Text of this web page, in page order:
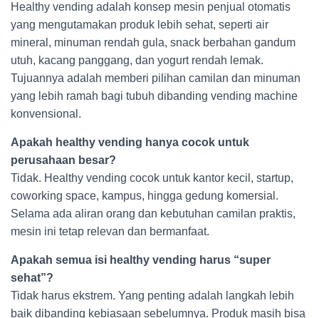
Healthy vending adalah konsep mesin penjual otomatis
yang mengutamakan produk lebih sehat, seperti air
mineral, minuman rendah gula, snack berbahan gandum
utuh, kacang panggang, dan yogurt rendah lemak.
Tujuannya adalah memberi pilihan camilan dan minuman
yang lebih ramah bagi tubuh dibanding vending machine
konvensional.
Apakah healthy vending hanya cocok untuk
perusahaan besar?
Tidak. Healthy vending cocok untuk kantor kecil, startup,
coworking space, kampus, hingga gedung komersial.
Selama ada aliran orang dan kebutuhan camilan praktis,
mesin ini tetap relevan dan bermanfaat.
Apakah semua isi healthy vending harus “super
sehat”?
Tidak harus ekstrem. Yang penting adalah langkah lebih
baik dibanding kebiasaan sebelumnya. Produk masih bisa